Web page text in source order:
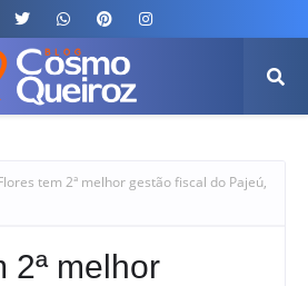
tem 2ª melhor gestão fiscal do Pajeú,
2ª melhor